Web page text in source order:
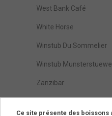
West Bank Café
White Horse
Winstub Du Sommelier
Winstub Munsterstuewel
Zanzibar
Ce site présente des